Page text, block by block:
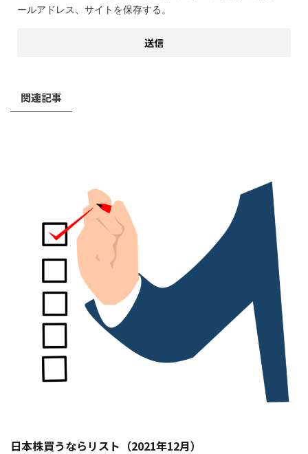
ールアドレス、サイトを保存する。
関連記事
日本株買うならリスト（2021年12月）